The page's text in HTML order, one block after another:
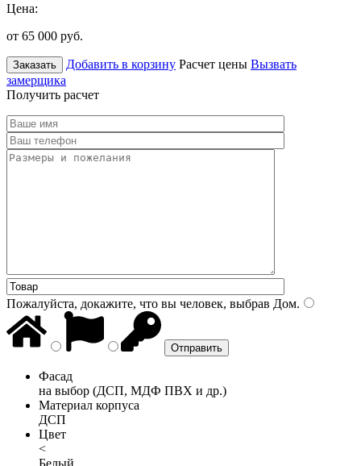
Цена:
от 65 000 руб.
Заказать Добавить в корзину Расчет цены Вызвать
замерщика
Получить расчет
Пожалуйста, докажите, что вы человек, выбрав Дом.
Фасад
на выбор (ДСП, МДФ ПВХ и др.)
Материал корпуса
ДСП
Цвет
<
Белый